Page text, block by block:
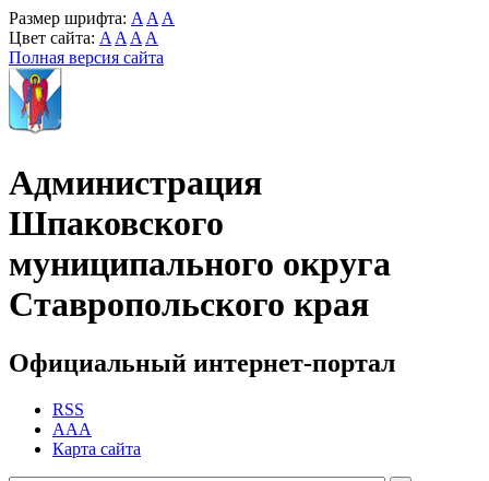
Размер шрифта: A A A
Цвет сайта: A A A A
Полная версия сайта
Администрация
Шпаковского
муниципального округа
Ставропольского края
Официальный интернет-портал
RSS
AAA
Карта сайта